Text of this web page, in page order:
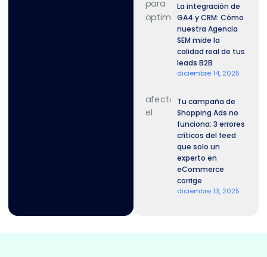
La integración de
GA4 y CRM: Cómo
nuestra Agencia
SEM mide la
calidad real de tus
leads B2B
diciembre 14, 2025
Tu campaña de
Shopping Ads no
funciona: 3 errores
críticos del feed
que solo un
experto en
eCommerce
corrige
diciembre 13, 2025